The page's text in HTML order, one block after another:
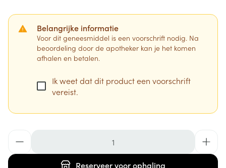
Belangrijke informatie
Voor dit geneesmiddel is een voorschrift nodig. Na
beoordeling door de apotheker kan je het komen
afhalen en betalen.
Ik weet dat dit product een voorschrift
vereist.
Reserveervoor ophaling